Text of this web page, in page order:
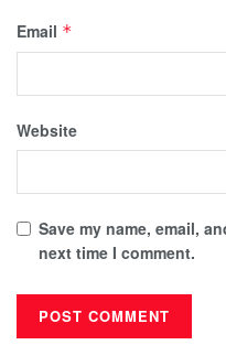
Email *
Website
Save my name, email,
next time I comment.